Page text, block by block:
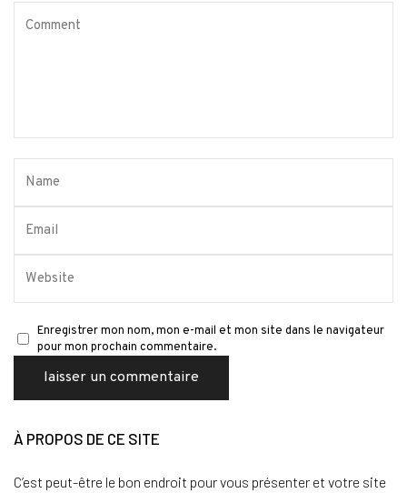
Enregistrer mon nom, mon e-mail et mon site dans le navigateur
pour mon prochain commentaire.
À PROPOS DE CE SITE
C’est peut-être le bon endroit pour vous présenter et votre site